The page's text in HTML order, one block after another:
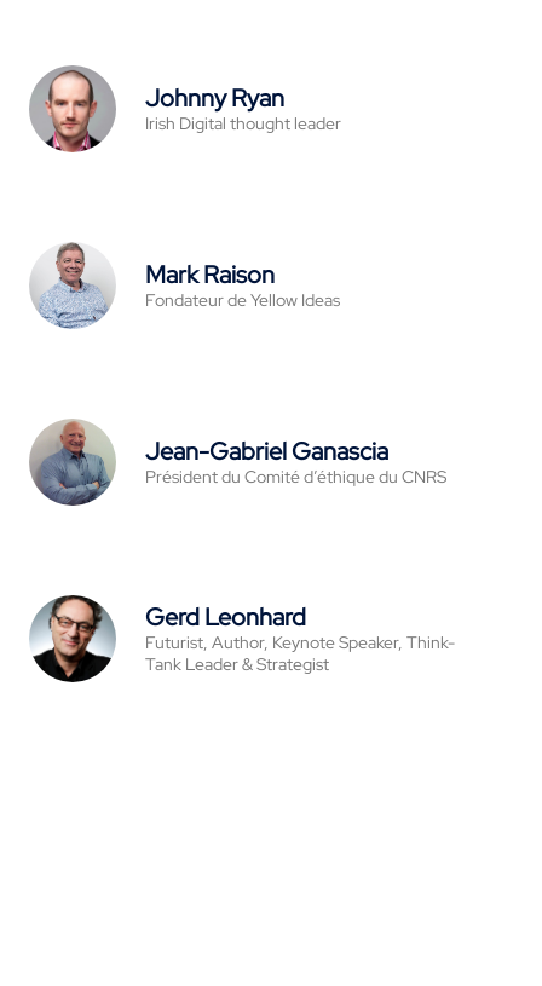
Johnny Ryan
Irish Digital thought leader
Mark Raison
Fondateur de Yellow Ideas
Jean-Gabriel Ganascia
Président du Comité d’éthique du CNRS
Gerd Leonhard
Futurist, Author, Keynote Speaker, Think-
Tank Leader & Strategist